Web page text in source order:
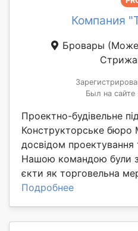
Компания
Бровары
Был на сайте
Проектно-будівельне
Конструкторське бюро
досвідом проектування
Нашою командою були
єкти як торговельна
Подробнее